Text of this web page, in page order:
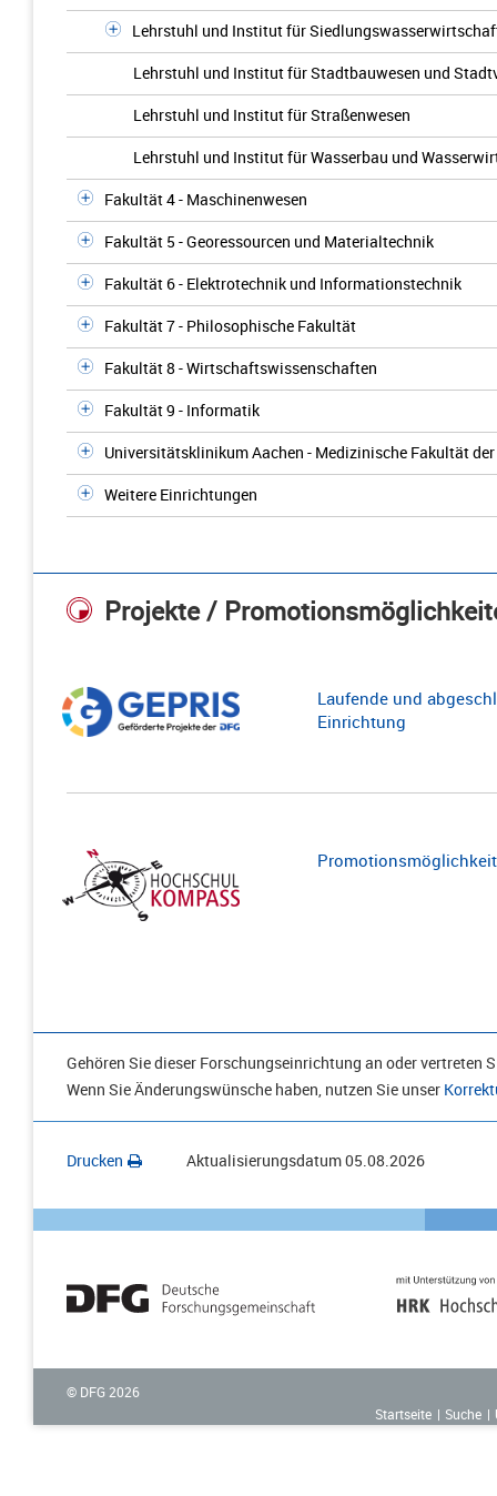
Lehrstuhl und Institut für
Lehrstuhl und Institut für Stadtbauwesen und
Lehrstuhl und Institut für Straßenwesen
Lehrstuhl und Institut für Wasserbau und
Fakultät 4 - Maschinenwesen
Fakultät 5 - Georessourcen und Materialtechnik
Fakultät 6 - Elektrotechnik und Informationstechnik
Fakultät 7 - Philosophische Fakultät
Fakultät 8 - Wirtschaftswissenschaften
Fakultät 9 - Informatik
Universitätsklinikum Aachen - Medizinische Fakultät der
Weitere Einrichtungen
Projekte /
Laufende und
Einrichtung
Gehören Sie dieser Forschungseinrichtung an oder vertreten
Wenn Sie Änderungswünsche haben, nutzen Sie unser
Drucken Aktualisierungsdatum05.08.2026
© DFG 2026
Startseite
Suche